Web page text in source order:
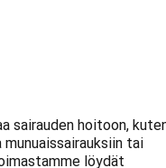
sairauden hoitoon,
tai
löydät